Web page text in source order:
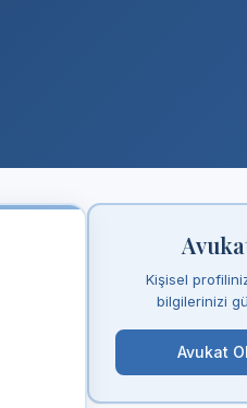
Kişisel
bilgilerinizi
Avukat